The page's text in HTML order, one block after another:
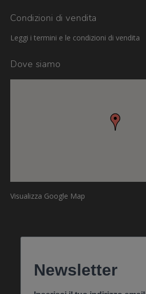
Condizioni di vendita
Leggi i termini e le condizioni di vendita
Dove siamo
Visualizza Google Map